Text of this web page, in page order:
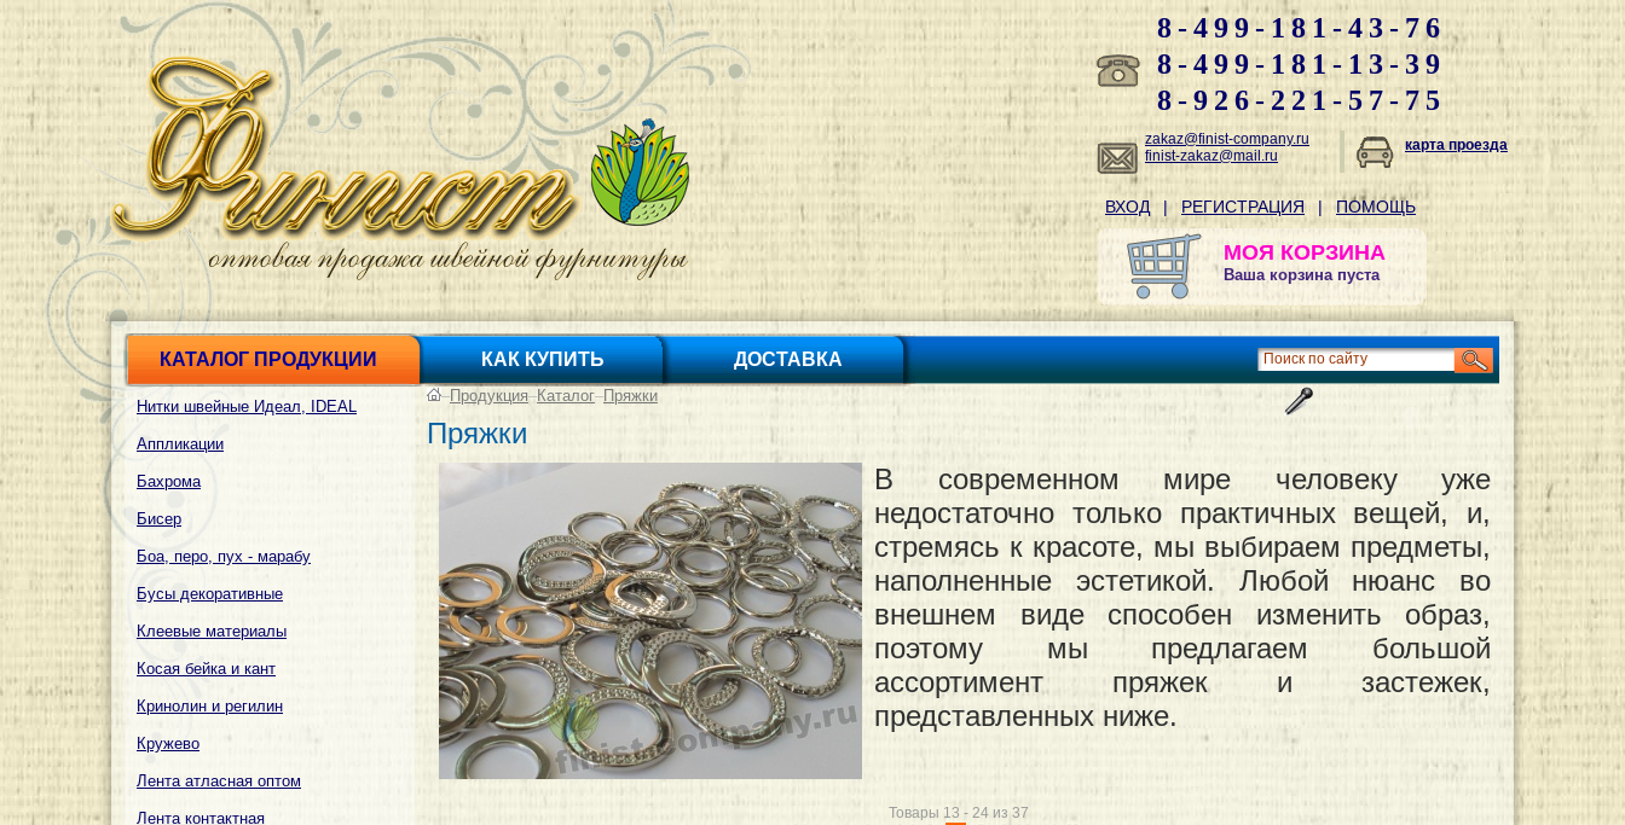
8-499-181-43-76
8-499-181-13-39
8-926-221-57-75
zakaz@finist-company.ru
finist-zakaz@mail.ru
карта проезда
ВХОД | РЕГИСТРАЦИЯ | ПОМОЩЬ
МОЯ КОРЗИНА
Ваша корзина пуста
КАТАЛОГ ПРОДУКЦИИ КАК КУПИТЬ ДОСТАВКА
Нитки швейные Идеал, IDEAL
Аппликации
Бахрома
Бисер
Боа, перо, пух - марабу
Бусы декоративные
Клеевые материалы
Косая бейка и кант
Кринолин и регилин
Кружево
Лента атласная оптом
Лента контактная
–Продукция–Каталог–Пряжки
Пряжки
В современном мире человеку уже
недостаточно только практичных вещей, и,
стремясь к красоте, мы выбираем предметы,
наполненные эстетикой. Любой нюанс во
внешнем виде способен изменить образ,
поэтому мы предлагаем большой
ассортимент пряжек и застежек,
представленных ниже.
Товары 13 - 24 из 37